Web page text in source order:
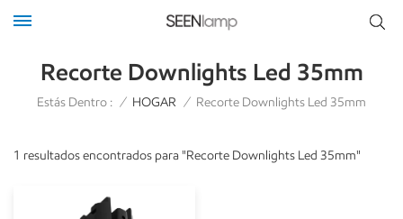
Recorte Downlights Led 35mm
Estás Dentro : / HOGAR / Recorte Downlights Led 35mm
1 resultados encontrados para "Recorte Downlights Led 35mm"